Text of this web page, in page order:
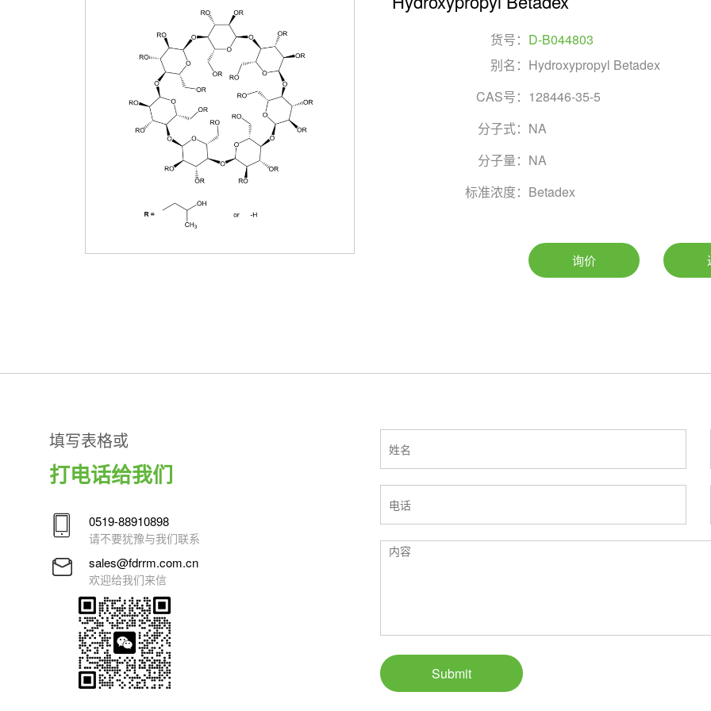
货号： D-B044803
别名： Hydroxypropyl Betadex
CAS号： 128446-35-5
分子式： NA
分子量： NA
标准浓度： Betadex
询价
填写表格或
打电话给我们
0519-88910898
请不要犹豫与我们联系
sales@fdrrm.com.cn
欢迎给我们来信
Submit